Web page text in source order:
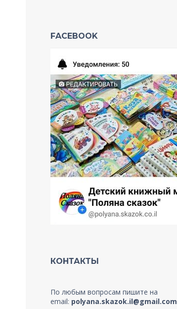
FACEBOOK
КОНТАКТЫ
По любым вопросам пишите на
email: polyana.skazok.il@gmail.com